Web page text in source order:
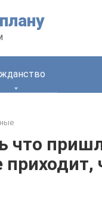
что
приходит,